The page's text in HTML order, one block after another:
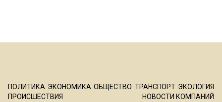
ПОЛИТИКА ЭКОНОМИКА ОБЩЕСТВО ТРАНСПОРТ ЭКОЛОГИЯ
ПРОИСШЕСТВИЯ
НОВОСТИ КОМПАНИЙ